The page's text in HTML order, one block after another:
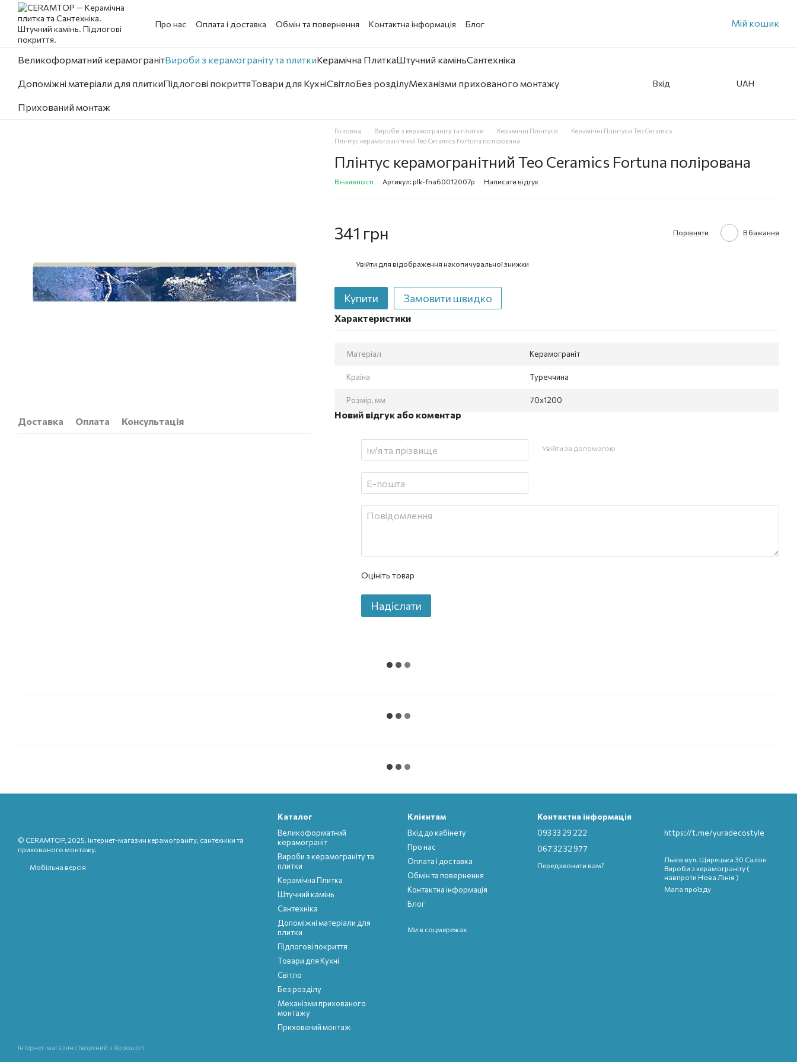
Перейти до основного контенту
Про нас
Оплата і доставка Обмін та повернення Контактна інформація Блог Мій кошик
Великоформатний керамогранітВироби з керамограніту та плиткиКерамічна ПлиткаШтучний каміньСантехніка
Допоміжні матеріали для плиткиПідлогові покриттяТовари для КухніСвітлоБез розділуМеханізми прихованого монтажу
Прихований монтаж
Вхід UAH
Доставка Оплата Консультація
Головна Вироби з керамограніту та плитки Керамічні Плінтуси
Керамічні Плінтуси Teo Ceramics
Плінтус керамогранітний Teo Ceramics Fortuna полірована
Плінтус керамогранітний Teo Ceramics Fortuna полірована
В наявності Артикул: plk-fna60012007p Написати відгук
341 грн Порівняти В бажання
Увійти для відображення накопичувальної знижки
Купити Замовити швидко
Характеристики
Матеріал Керамограніт
Країна Туреччина
Розмір, мм 70x1200
Новий відгук або коментар
Увійти за допомогою
Оцініть товар
Надіслати
© CERAMTOP, 2025. Інтернет-магазин керамограніту, сантехніки та
прихованого монтажу.
Мобільна версія
Інтернет-магазин створений з Хорошоп
Каталог
Великоформатний
керамограніт
Вироби з керамограніту та
плитки
Керамічна Плитка
Штучний камінь
Сантехніка
Допоміжні матеріали для
плитки
Підлогові покриття
Товари для Кухні
Світло
Без розділу
Механізми прихованого
монтажу
Прихований монтаж
Клієнтам
Вхід до кабінету
Про нас
Оплата і доставка
Обмін та повернення
Контактна інформація
Блог
Ми в соцмережах
Контактна інформація
093 33 29 222
067 32 32 977
Передзвонити вам?
https://t.me/yuradecostyle
Львів вул. Щирецька 30 Салон
Вироби з керамограніту (
навпроти Нова Лінія )
Мапа проїзду